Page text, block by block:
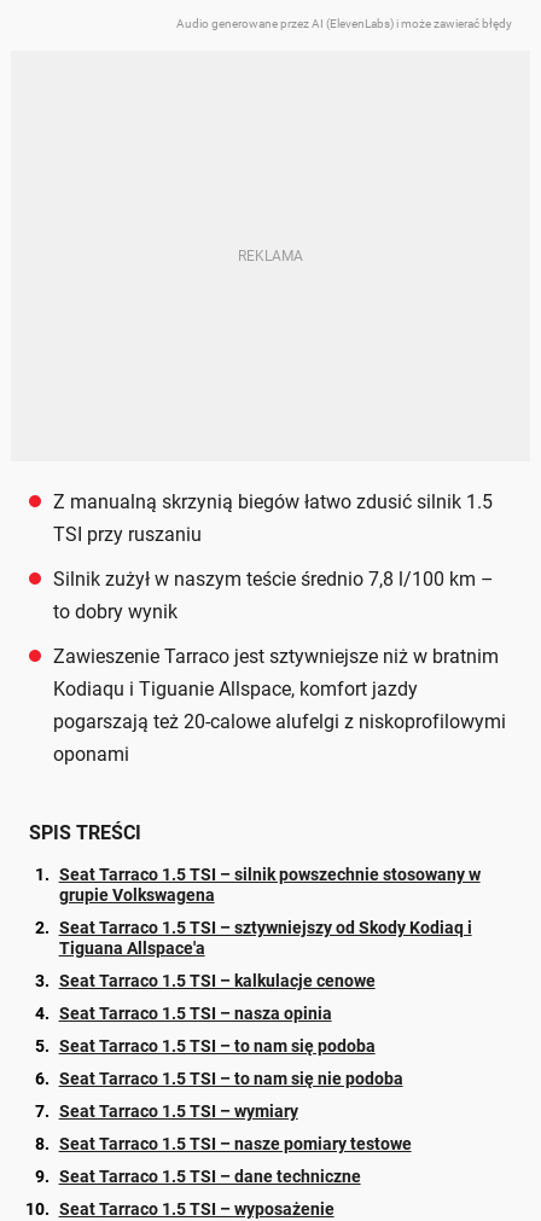
Audio generowane przez AI (ElevenLabs) i może zawierać błędy
Z manualną skrzynią biegów łatwo zdusić silnik 1.5
TSI przy ruszaniu
Silnik zużył w naszym teście średnio 7,8 l/100 km –
to dobry wynik
Zawieszenie Tarraco jest sztywniejsze niż w bratnim
Kodiaqu i Tiguanie Allspace, komfort jazdy
pogarszają też 20-calowe alufelgi z niskoprofilowymi
oponami
SPIS TREŚCI
Seat Tarraco 1.5 TSI – silnik powszechnie stosowany w
grupie Volkswagena
Seat Tarraco 1.5 TSI – sztywniejszy od Skody Kodiaq i
Tiguana Allspace'a
Seat Tarraco 1.5 TSI – kalkulacje cenowe
Seat Tarraco 1.5 TSI – nasza opinia
Seat Tarraco 1.5 TSI – to nam się podoba
Seat Tarraco 1.5 TSI – to nam się nie podoba
Seat Tarraco 1.5 TSI – wymiary
Seat Tarraco 1.5 TSI – nasze pomiary testowe
Seat Tarraco 1.5 TSI – dane techniczne
Seat Tarraco 1.5 TSI – wyposażenie